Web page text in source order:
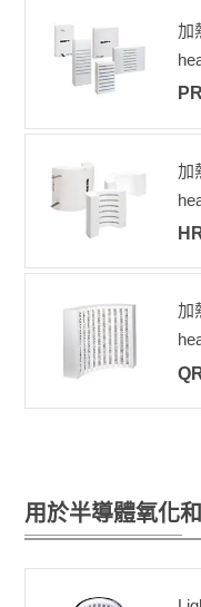
加
加
加
用於半導體氧化